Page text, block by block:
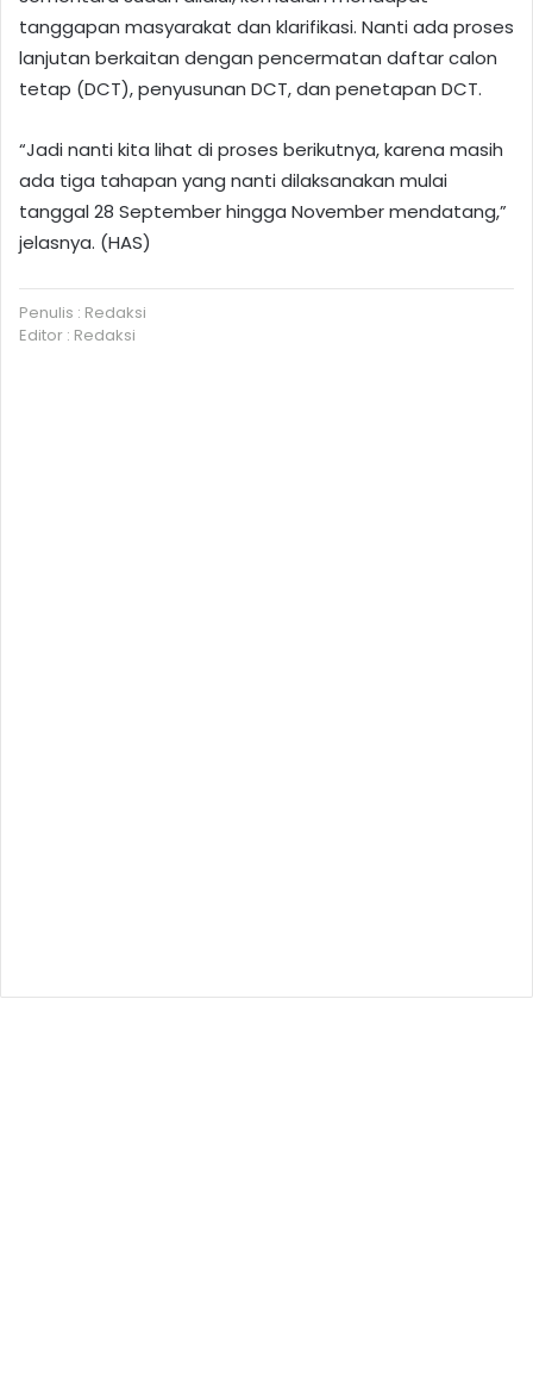
tanggapan masyarakat dan klarifikasi. Nanti ada proses
lanjutan berkaitan dengan pencermatan daftar calon
tetap (DCT), penyusunan DCT, dan penetapan DCT.
“Jadi nanti kita lihat di proses berikutnya, karena masih
ada tiga tahapan yang nanti dilaksanakan mulai
tanggal 28 September hingga November mendatang,”
jelasnya. (HAS)
Penulis : Redaksi
Editor : Redaksi